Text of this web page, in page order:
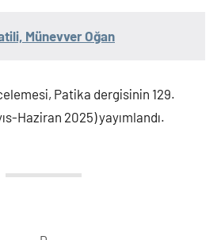
Münevver Oğan
Patika dergisinin 129.
Haziran 2025) yayımlandı.